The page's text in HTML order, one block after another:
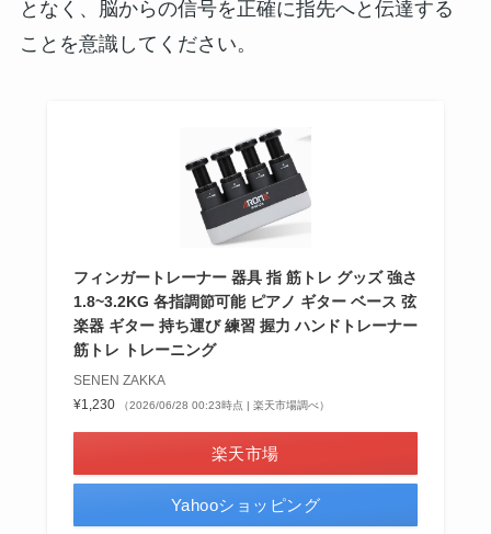
となく、脳からの信号を正確に指先へと伝達する
ことを意識してください。
フィンガートレーナー 器具 指 筋トレ グッズ 強さ
1.8~3.2KG 各指調節可能 ピアノ ギター ベース 弦
楽器 ギター 持ち運び 練習 握力 ハンドトレーナー
筋トレ トレーニング
SENEN ZAKKA
¥1,230
（2026/06/28 00:23時点 | 楽天市場調べ）
楽天市場
Yahooショッピング